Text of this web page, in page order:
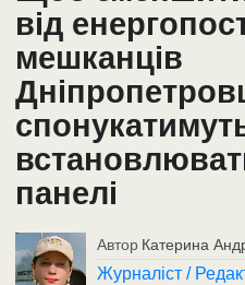
від
мешканців
панелі
Автор Катерина
Журналіст /